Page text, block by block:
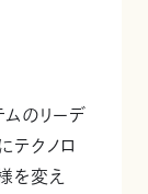
のリーデ
テクノロ
を変え